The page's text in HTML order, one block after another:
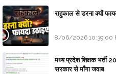
राहुकाल से डरना क्यों
8/06/2026 10:39:00
मध्य प्रदेश शिक्षक भर्ती
सरकार से माँगा जवाब